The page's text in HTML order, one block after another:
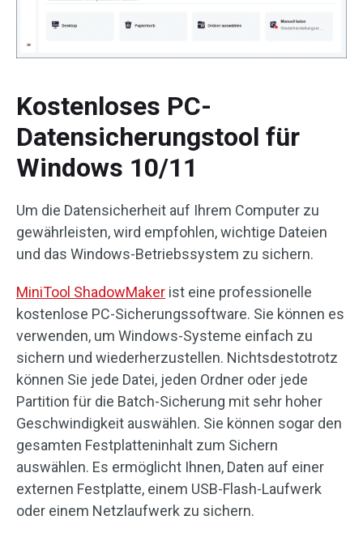
Kostenloses PC-
Datensicherungstool für
Windows 10/11
Um die Datensicherheit auf Ihrem Computer zu
gewährleisten, wird empfohlen, wichtige Dateien
und das Windows-Betriebssystem zu sichern.
MiniTool ShadowMaker ist eine professionelle
kostenlose PC-Sicherungssoftware. Sie können es
verwenden, um Windows-Systeme einfach zu
sichern und wiederherzustellen. Nichtsdestotrotz
können Sie jede Datei, jeden Ordner oder jede
Partition für die Batch-Sicherung mit sehr hoher
Geschwindigkeit auswählen. Sie können sogar den
gesamten Festplatteninhalt zum Sichern
auswählen. Es ermöglicht Ihnen, Daten auf einer
externen Festplatte, einem USB-Flash-Laufwerk
oder einem Netzlaufwerk zu sichern.